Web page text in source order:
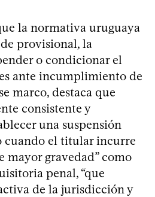
la normativa uruguaya
provisional, la
o condicionar el
ante incumplimiento de
marco, destaca que
consistente y
una suspensión
cuando el titular incurre
mayor gravedad” como
penal, “que
de la jurisdicción y